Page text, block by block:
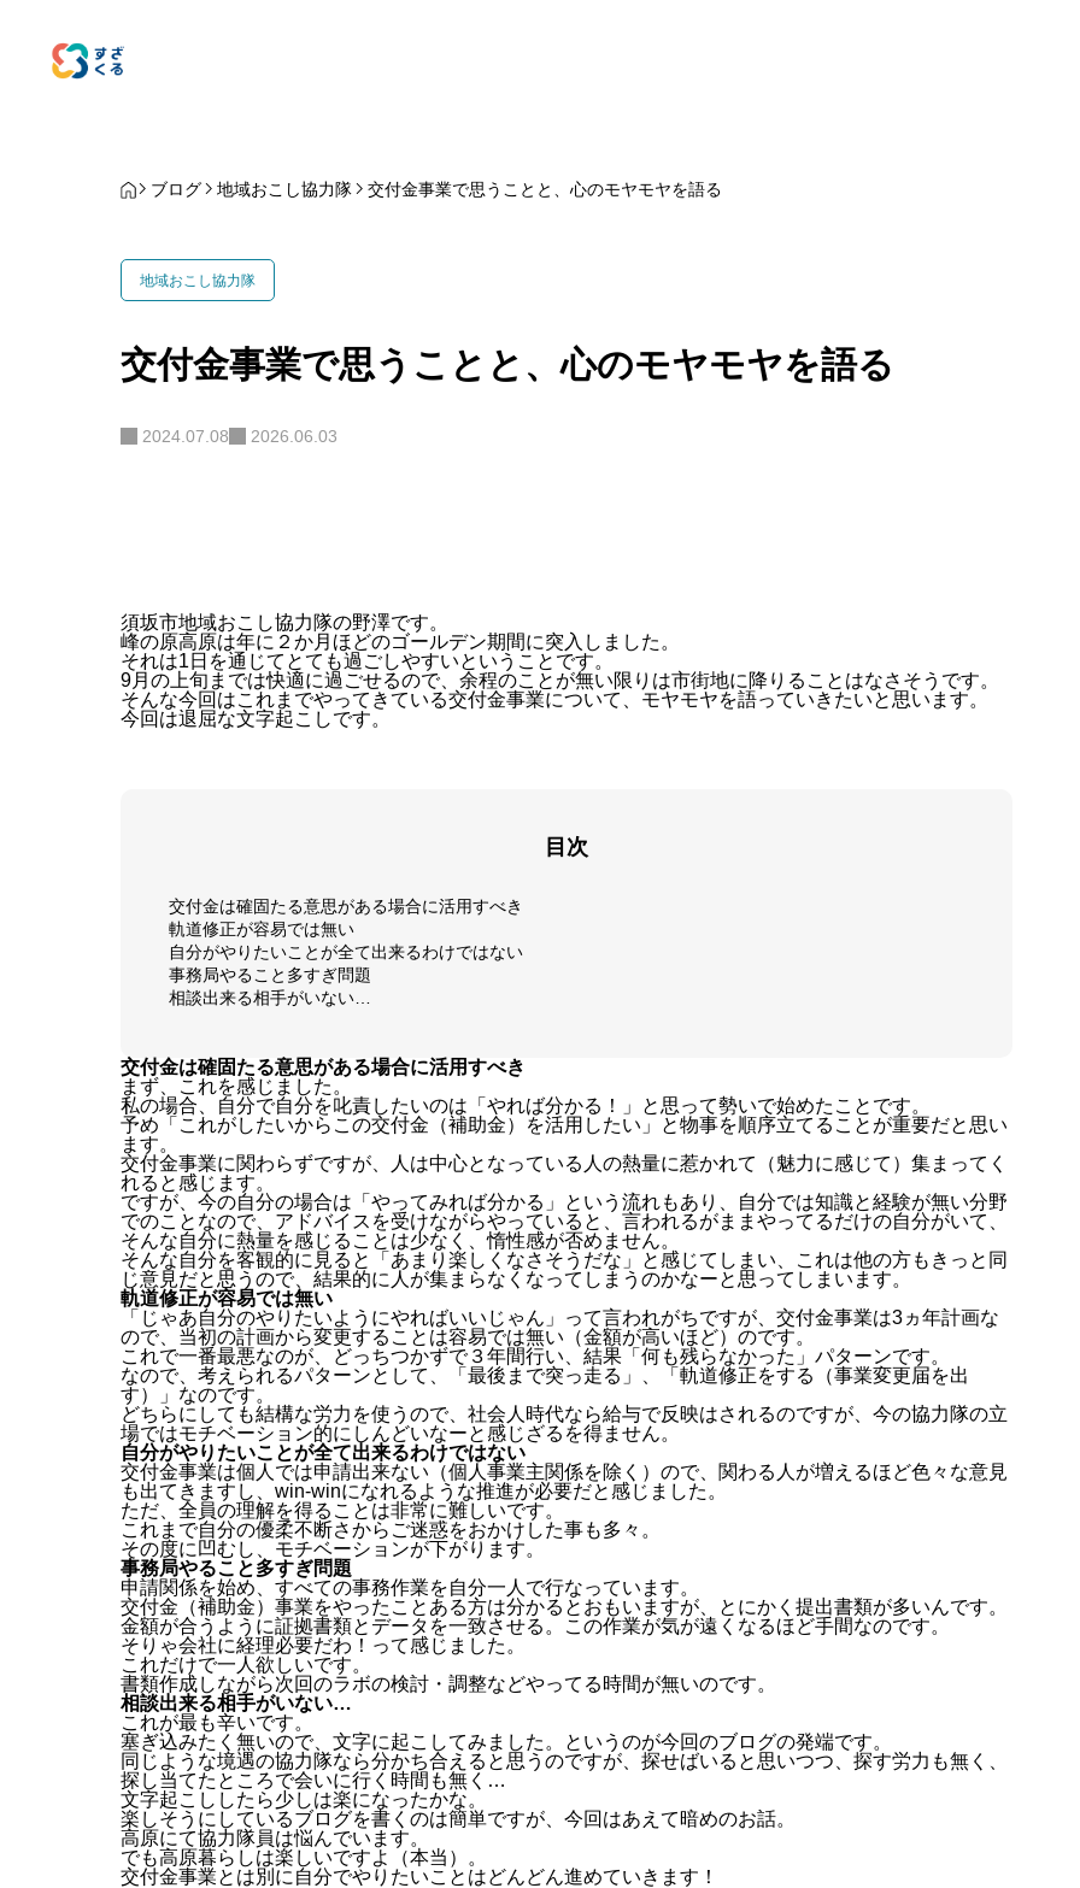
ブログ 地域おこし協力隊 交付金事業で思うことと、心のモヤモヤを語る
地域おこし協力隊
交付金事業で思うことと、心のモヤモヤを語る
2024.07.08 2026.06.03
須坂市地域おこし協力隊の野澤です。
峰の原高原は年に２か月ほどのゴールデン期間に突入しました。
それは1日を通じてとても過ごしやすいということです。
9月の上旬までは快適に過ごせるので、余程のことが無い限りは市街地に降りることはなさそうです。
そんな今回はこれまでやってきている交付金事業について、モヤモヤを語っていきたいと思います。
今回は退屈な文字起こしです。
目次
交付金は確固たる意思がある場合に活用すべき
軌道修正が容易では無い
自分がやりたいことが全て出来るわけではない
事務局やること多すぎ問題
相談出来る相手がいない…
交付金は確固たる意思がある場合に活用すべき
まず、これを感じました。
私の場合、自分で自分を叱責したいのは「やれば分かる！」と思って勢いで始めたことです。
予め「これがしたいからこの交付金（補助金）を活用したい」と物事を順序立てることが重要だと思い
ます。
交付金事業に関わらずですが、人は中心となっている人の熱量に惹かれて（魅力に感じて）集まってく
れると感じます。
ですが、今の自分の場合は「やってみれば分かる」という流れもあり、自分では知識と経験が無い分野
でのことなので、アドバイスを受けながらやっていると、言われるがままやってるだけの自分がいて、
そんな自分に熱量を感じることは少なく、惰性感が否めません。
そんな自分を客観的に見ると「あまり楽しくなさそうだな」と感じてしまい、これは他の方もきっと同
じ意見だと思うので、結果的に人が集まらなくなってしまうのかなーと思ってしまいます。
軌道修正が容易では無い
「じゃあ自分のやりたいようにやればいいじゃん」って言われがちですが、交付金事業は3ヵ年計画な
ので、当初の計画から変更することは容易では無い（金額が高いほど）のです。
これで一番最悪なのが、どっちつかずで３年間行い、結果「何も残らなかった」パターンです。
なので、考えられるパターンとして、「最後まで突っ走る」、「軌道修正をする（事業変更届を出
す）」なのです。
どちらにしても結構な労力を使うので、社会人時代なら給与で反映はされるのですが、今の協力隊の立
場ではモチベーション的にしんどいなーと感じざるを得ません。
自分がやりたいことが全て出来るわけではない
交付金事業は個人では申請出来ない（個人事業主関係を除く）ので、関わる人が増えるほど色々な意見
も出てきますし、win-winになれるような推進が必要だと感じました。
ただ、全員の理解を得ることは非常に難しいです。
これまで自分の優柔不断さからご迷惑をおかけした事も多々。
その度に凹むし、モチベーションが下がります。
事務局やること多すぎ問題
申請関係を始め、すべての事務作業を自分一人で行なっています。
交付金（補助金）事業をやったことある方は分かるとおもいますが、とにかく提出書類が多いんです。
金額が合うように証拠書類とデータを一致させる。この作業が気が遠くなるほど手間なのです。
そりゃ会社に経理必要だわ！って感じました。
これだけで一人欲しいです。
書類作成しながら次回のラボの検討・調整などやってる時間が無いのです。
相談出来る相手がいない…
これが最も辛いです。
塞ぎ込みたく無いので、文字に起こしてみました。というのが今回のブログの発端です。
同じような境遇の協力隊なら分かち合えると思うのですが、探せばいると思いつつ、探す労力も無く、
探し当てたところで会いに行く時間も無く…
文字起こししたら少しは楽になったかな。
楽しそうにしているブログを書くのは簡単ですが、今回はあえて暗めのお話。
高原にて協力隊員は悩んでいます。
でも高原暮らしは楽しいですよ（本当）。
交付金事業とは別に自分でやりたいことはどんどん進めていきます！